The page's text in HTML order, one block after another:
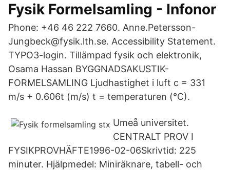
Fysik Formelsamling - Infonor
Phone: +46 46 222 7660. Anne.Petersson-
Jungbeck@fysik.lth.se. Accessibility Statement.
TYPO3-login. Tillämpad fysik och elektronik,
Osama Hassan BYGGNADSAKUSTIK-
FORMELSAMLING Ljudhastighet i luft c = 331
m/s + 0.606t (m/s) t = temperaturen (°C).
Umeå universitet.
CENTRALT PROV I
FYSIKPROVHÄFTE1996-02-06Skrivtid: 225
minuter. Hjälpmedel: Miniräknare, tabell- och